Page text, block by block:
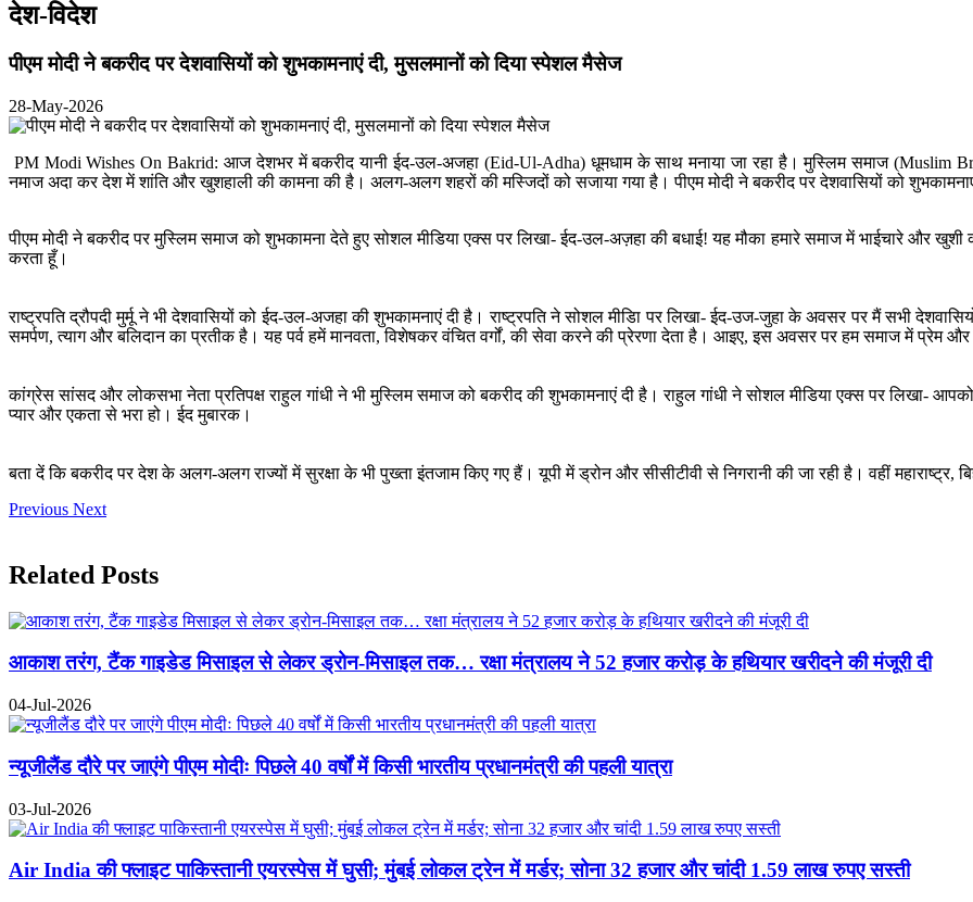
देश-विदेश
पीएम मोदी ने बकरीद पर देशवासियों को शुभकामनाएं दी, मुसलमानों को दिया स्पेशल मैसेज
28-May-2026
PM Modi Wishes On Bakrid: आज देशभर में बकरीद यानी ईद-उल-अजहा (Eid-Ul-Adha) धूमधाम के साथ मनाया जा रहा है। मुस्लिम समाज (Muslim
नमाज अदा कर देश में शांति और खुशहाली की कामना की है। अलग-अलग शहरों की मस्जिदों को सजाया गया है। पीएम मोदी ने बकरीद पर देशवासियों को
पीएम मोदी ने बकरीद पर मुस्लिम समाज को शुभकामना देते हुए सोशल मीडिया एक्स पर लिखा- ईद-उल-अज़हा की बधाई! यह मौका हमारे समाज में भाईचारे और
करता हूँ।
राष्ट्रपति द्रौपदी मुर्मू ने भी देशवासियों को ईद-उल-अजहा की शुभकामनाएं दी है। राष्ट्रपति ने सोशल मीडिा पर लिखा- ईद-उज-जुहा के अवसर पर मैं सभी
समर्पण, त्याग और बलिदान का प्रतीक है। यह पर्व हमें मानवता, विशेषकर वंचित वर्गों, की सेवा करने की प्रेरणा देता है। आइए, इस अवसर पर हम समाज में प्रेम
कांग्रेस सांसद और लोकसभा नेता प्रतिपक्ष राहुल गांधी ने भी मुस्लिम समाज को बकरीद की शुभकामनाएं दी है। राहुल गांधी ने सोशल मीडिया एक्स पर लिखा-
प्यार और एकता से भरा हो। ईद मुबारक।
बता दें कि बकरीद पर देश के अलग-अलग राज्यों में सुरक्षा के भी पुख्ता इंतजाम किए गए हैं। यूपी में ड्रोन और सीसीटीवी से निगरानी की जा रही है। वहीं महाराष्ट्र,
Previous Next
Related Posts
आकाश तरंग, टैंक गाइडेड मिसाइल से लेकर ड्रोन-मिसाइल तक… रक्षा मंत्रालय ने 52 हजार करोड़ के हथियार खरीदने की मंजूरी दी
04-Jul-2026
न्यूजीलैंड दौरे पर जाएंगे पीएम मोदीः पिछले 40 वर्षों में किसी भारतीय प्रधानमंत्री की पहली यात्रा
03-Jul-2026
Air India की फ्लाइट पाकिस्तानी एयरस्पेस में घुसी; मुंबई लोकल ट्रेन में मर्डर; सोना 32 हजार और चांदी 1.59 लाख रुपए सस्ती